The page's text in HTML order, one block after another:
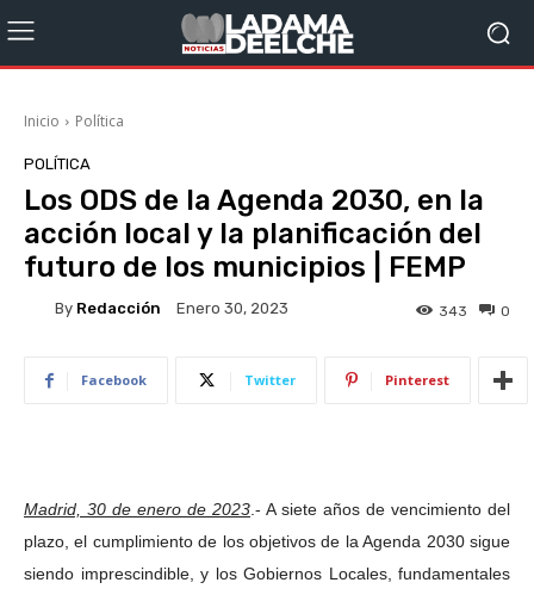
Inicio Política
POLÍTICA
Los ODS de la Agenda 2030, en la
acción local y la planificación del
futuro de los municipios | FEMP
By Redacción Enero 30, 2023 0
343
Facebook Twitter Pinterest
Madrid, 30 de enero de 2023 .- A siete años de vencimiento del
plazo, el cumplimiento de los objetivos de la Agenda 2030 sigue
siendo imprescindible, y los Gobiernos Locales, fundamentales